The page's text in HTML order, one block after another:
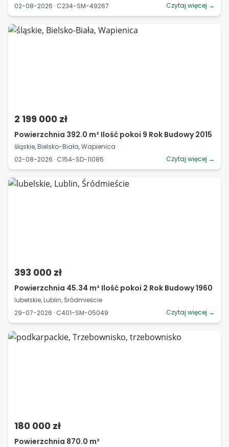
02-08-2026 · C234-SM-49267
Czytaj więcej →
2 199 000 zł
Powierzchnia 392.0 m² Ilość pokoi 9 Rok Budowy 2015
śląskie, Bielsko-Biała, Wapienica
02-08-2026 · C154-SD-11085
Czytaj więcej →
393 000 zł
Powierzchnia 45.34 m² Ilość pokoi 2 Rok Budowy 1960
lubelskie, Lublin, Śródmieście
29-07-2026 · C401-SM-05049
Czytaj więcej →
180 000 zł
Powierzchnia 870.0 m²